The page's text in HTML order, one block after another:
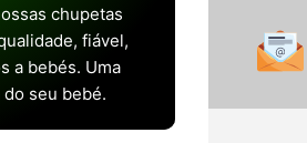
chupetas
fiável,
a bebés. Uma
seu bebé.